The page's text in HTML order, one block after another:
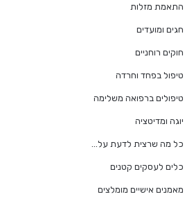
התאמת מזלות
חגים ומועדים
חוקים רוחניים
טיפול בפחד וחרדה
טיפולים ברפואה משלימה
יוגה ומדיטציה
כל מה שרצית לדעת על…
כלים לעסקים קטנים
מאמנים אישיים מומלצים